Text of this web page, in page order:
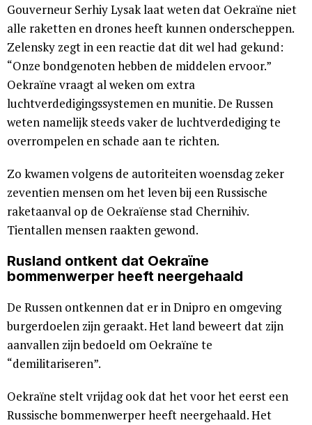
Gouverneur Serhiy Lysak laat weten dat Oekraïne niet
alle raketten en drones heeft kunnen onderscheppen.
Zelensky zegt in een reactie dat dit wel had gekund:
“Onze bondgenoten hebben de middelen ervoor.”
Oekraïne vraagt al weken om extra
luchtverdedigingssystemen en munitie. De Russen
weten namelijk steeds vaker de luchtverdediging te
overrompelen en schade aan te richten.
Zo kwamen volgens de autoriteiten woensdag zeker
zeventien mensen om het leven bij een Russische
raketaanval op de Oekraïense stad Chernihiv.
Tientallen mensen raakten gewond.
Rusland ontkent dat Oekraïne
bommenwerper heeft neergehaald
De Russen ontkennen dat er in Dnipro en omgeving
burgerdoelen zijn geraakt. Het land beweert dat zijn
aanvallen zijn bedoeld om Oekraïne te
“demilitariseren”.
Oekraïne stelt vrijdag ook dat het voor het eerst een
Russische bommenwerper heeft neergehaald. Het